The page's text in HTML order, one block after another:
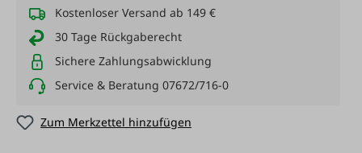
Kostenloser Versand ab 149 €
30 Tage Rückgaberecht
Sichere Zahlungsabwicklung
Service & Beratung 07672/716-0
Zum Merkzettel hinzufügen